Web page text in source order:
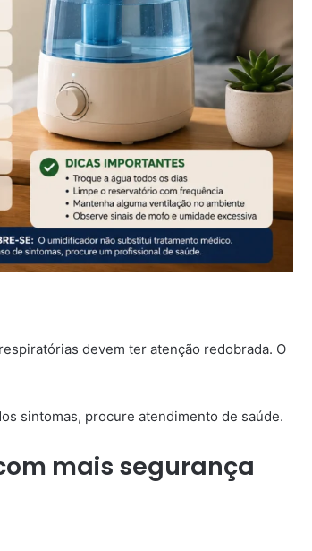
devem ter atenção redobrada. O
sintomas, procure atendimento de saúde.
mais segurança